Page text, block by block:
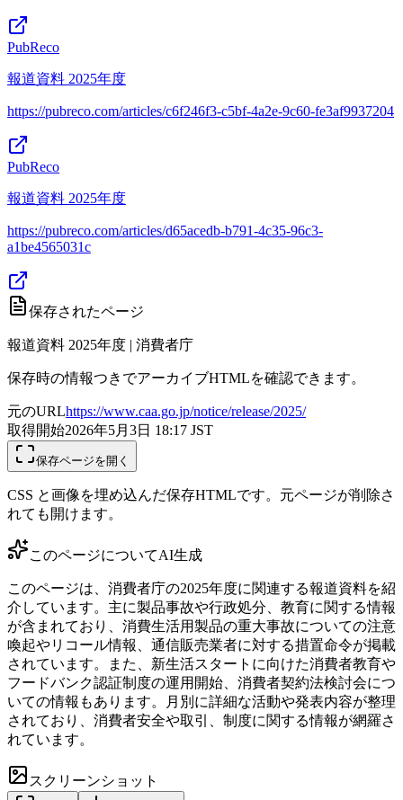
PubReco
報道資料 2025年度
https://pubreco.com/articles/c6f246f3-c5bf-4a2e-9c60-fe3af9937204
PubReco
報道資料 2025年度
https://pubreco.com/articles/d65acedb-b791-4c35-96c3-
a1be4565031c
保存されたページ
報道資料 2025年度 | 消費者庁
保存時の情報つきでアーカイブHTMLを確認できます。
元のURLhttps://www.caa.go.jp/notice/release/2025/
取得開始2026年5月3日 18:17 JST
保存ページを開く
CSS と画像を埋め込んだ保存HTMLです。元ページが削除さ
れても開けます。
このページについてAI生成
このページは、消費者庁の2025年度に関連する報道資料を紹
介しています。主に製品事故や行政処分、教育に関する情報
が含まれており、消費生活用製品の重大事故についての注意
喚起やリコール情報、通信販売業者に対する措置命令が掲載
されています。また、新生活スタートに向けた消費者教育や
フードバンク認証制度の運用開始、消費者契約法検討会につ
いての情報もあります。月別に詳細な活動や発表内容が整理
されており、消費者安全や取引、制度に関する情報が網羅さ
れています。
スクリーンショット